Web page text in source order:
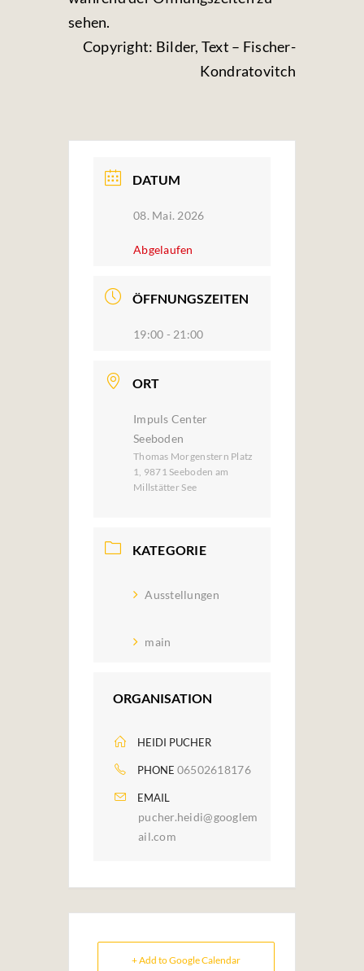
sehen.
Copyright: Bilder, Text – Fischer-
Kondratovitch
DATUM
08. Mai. 2026
Abgelaufen
ÖFFNUNGSZEITEN
19:00 - 21:00
ORT
Impuls Center
Seeboden
Thomas Morgenstern Platz
1, 9871 Seeboden am
Millstätter See
KATEGORIE
Ausstellungen
main
ORGANISATION
HEIDI PUCHER
PHONE 06502618176
EMAIL
pucher.heidi@googlem
ail.com
+ Add to Google Calendar